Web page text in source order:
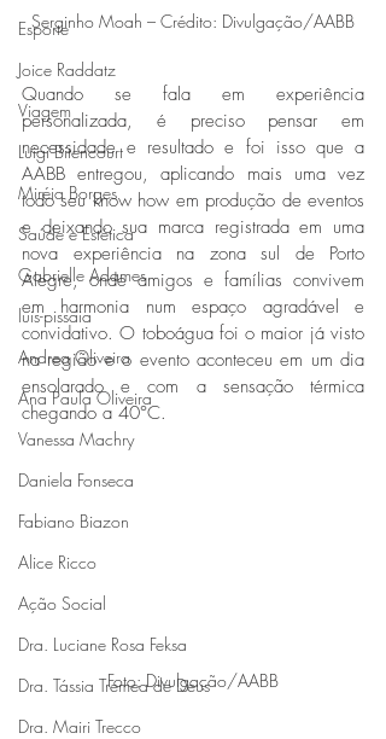
Esporte
Joice Raddatz
Viagem
Luigi Bitencourt
Miréia Borges
Saúde e Estética
Gabrielle Adames
luis-pissaia
Andrea Oliveira
Ana Paula Oliveira
Vanessa Machry
Daniela Fonseca
Fabiano Biazon
Alice Ricco
Ação Social
Dra. Luciane Rosa Feksa
Dra. Tássia Tremea de Deus
Dra. Mairi Trecco
Serginho Moah – Crédito: Divulgação/AABB
Quando se fala em experiência
personalizada, é preciso pensar em
necessidade e resultado e foi isso que a
AABB entregou, aplicando mais uma vez
todo seu know how em produção de eventos
e deixando sua marca registrada em uma
nova experiência na zona sul de Porto
Alegre, onde amigos e famílias convivem
em harmonia num espaço agradável e
convidativo. O toboágua foi o maior já visto
na região e o evento aconteceu em um dia
ensolarado e com a sensação térmica
chegando a 40°C.
Foto: Divulgação/AABB